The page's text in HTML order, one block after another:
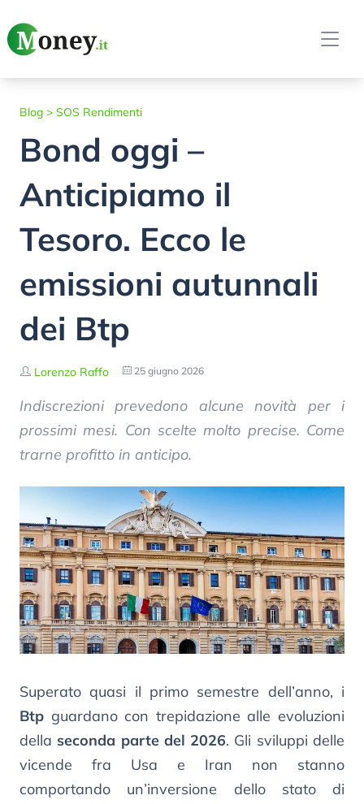
Blog > SOS Rendimenti
Bond oggi –
Anticipiamo il
Tesoro. Ecco le
emissioni autunnali
dei Btp
Lorenzo Raffo 25 giugno 2026
Indiscrezioni prevedono alcune novità per i
prossimi mesi. Con scelte molto precise. Come
trarne profitto in anticipo.
Superato quasi il primo semestre dell’anno, i
Btp guardano con trepidazione alle evoluzioni
della seconda parte del 2026. Gli sviluppi delle
vicende fra Usa e Iran non stanno
comportando un’inversione dello stato di